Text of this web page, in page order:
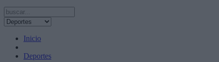
Inicio
Deportes